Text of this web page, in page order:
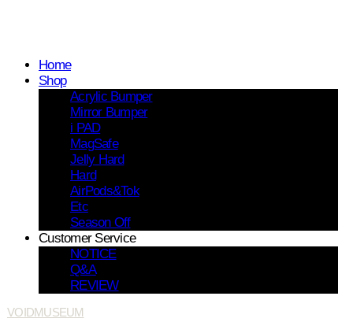
Home
Shop
Acrylic Bumper
Mirror Bumper
i PAD
MagSafe
Jelly Hard
Hard
AirPods&Tok
Etc
Season Off
Customer Service
NOTICE
Q&A
REVIEW
VOIDMUSEUM